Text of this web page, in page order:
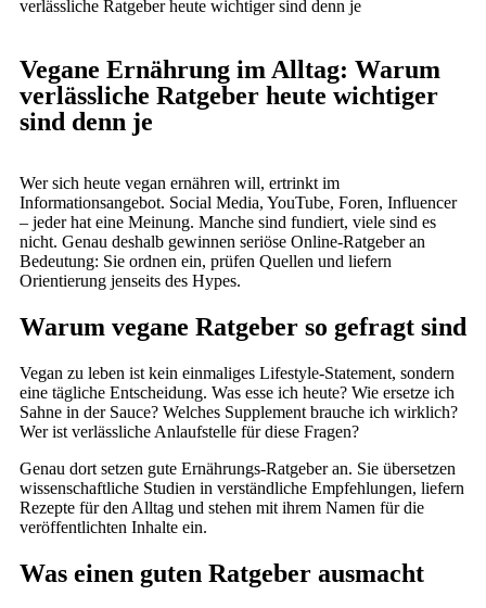
verlässliche Ratgeber heute wichtiger sind denn je
Vegane Ernährung im Alltag: Warum
verlässliche Ratgeber heute wichtiger
sind denn je
Wer sich heute vegan ernähren will, ertrinkt im
Informationsangebot. Social Media, YouTube, Foren, Influencer
– jeder hat eine Meinung. Manche sind fundiert, viele sind es
nicht. Genau deshalb gewinnen seriöse Online-Ratgeber an
Bedeutung: Sie ordnen ein, prüfen Quellen und liefern
Orientierung jenseits des Hypes.
Warum vegane Ratgeber so gefragt sind
Vegan zu leben ist kein einmaliges Lifestyle-Statement, sondern
eine tägliche Entscheidung. Was esse ich heute? Wie ersetze ich
Sahne in der Sauce? Welches Supplement brauche ich wirklich?
Wer ist verlässliche Anlaufstelle für diese Fragen?
Genau dort setzen gute Ernährungs-Ratgeber an. Sie übersetzen
wissenschaftliche Studien in verständliche Empfehlungen, liefern
Rezepte für den Alltag und stehen mit ihrem Namen für die
veröffentlichten Inhalte ein.
Was einen guten Ratgeber ausmacht